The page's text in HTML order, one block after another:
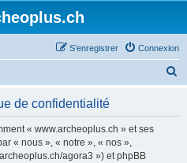
Connexion
S’enregistrer
de confidentialité
« www.archeoplus.ch » et ses
« nous », « notre », « nos »,
agora3 ») et phpBB